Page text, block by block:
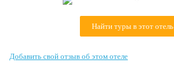
Как купить
Найти туры в этот отель
Добавить свой отзыв об этом отеле